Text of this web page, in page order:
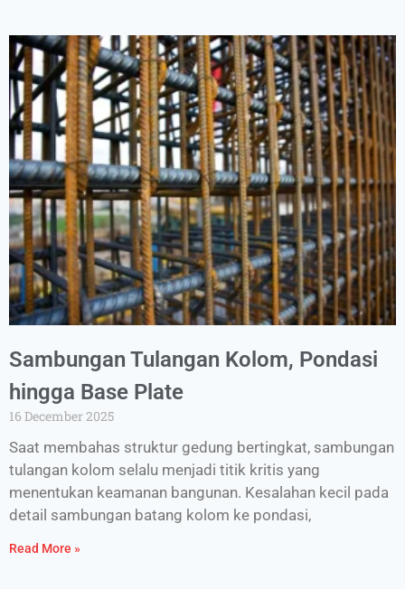
Sambungan Tulangan Kolom, Pondasi
hingga Base Plate
16 December 2025
Saat membahas struktur gedung bertingkat, sambungan
tulangan kolom selalu menjadi titik kritis yang
menentukan keamanan bangunan.​ Kesalahan kecil pada
detail sambungan batang kolom ke pondasi,
Read More »